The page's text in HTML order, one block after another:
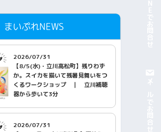
まいぷれNEWS
2026/07/31
【8/5(水)・立川高松町】残りわず
か。スイカを描いて残暑見舞いをつ
くるワークショップ ｜ 立川補聴
器から歩いて3分
2026/07/31